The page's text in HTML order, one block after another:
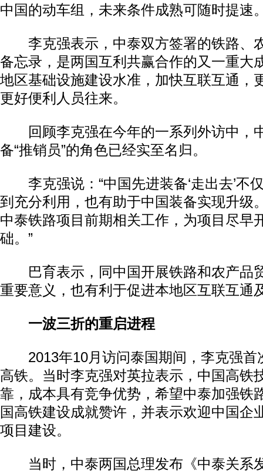
中国的动车组，未来条件成熟可随时提速
李克强表示，中泰双方签署的铁路、
备忘录，是两国互利共赢合作的又一重大
地区基础设施建设水准，加快互联互通，
更好便利人员往来。
回顾李克强在今年的一系列外访中，
备“推销员”的角色已经实至名归。
李克强说：“中国先进装备‘走出去’不
到充分利用，也有助于中国装备实现升级
中泰铁路项目前期相关工作，为项目尽早
础。”
巴育表示，同中国开展铁路和农产品
重要意义，也有利于促进本地区互联互通
一波三折的重启进程
2013年10月访问泰国期间，李克强首
高铁。当时李克强对英拉表示，中国高铁
靠，成本具有竞争优势，希望中泰加强铁
国高铁建设成就赞许，并表示欢迎中国企
项目建设。
当时，中泰两国总理发布《中泰关系